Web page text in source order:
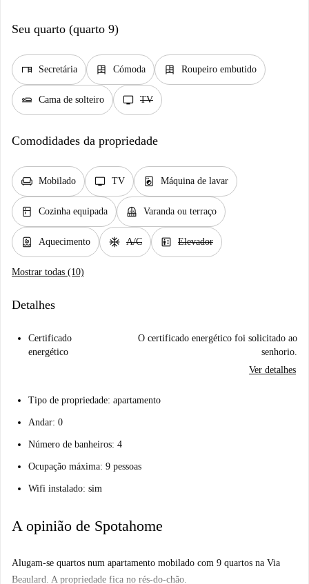
Seu quarto (quarto 9)
desk Secretária dresser Cómoda dresser Roupeiro embutido
airline_seat_flat Cama de solteiro tv TV
Comodidades da propriedade
chair Mobilado tv TV local_laundry_service Máquina de lavar
kitchen Cozinha equipada balcony Varanda ou terraço
water_heater Aquecimento ac_unit A/C elevator Elevador
Mostrar todas (10)
Detalhes
Certificado
energético
O certificado energético foi solicitado ao
senhorio.
Ver detalhes
Tipo de propriedade: apartamento
Andar: 0
Número de banheiros: 4
Ocupação máxima: 9 pessoas
Wifi instalado: sim
A opinião de Spotahome
Alugam-se quartos num apartamento mobilado com 9 quartos na Via
Beaulard. A propriedade fica no rés-do-chão.